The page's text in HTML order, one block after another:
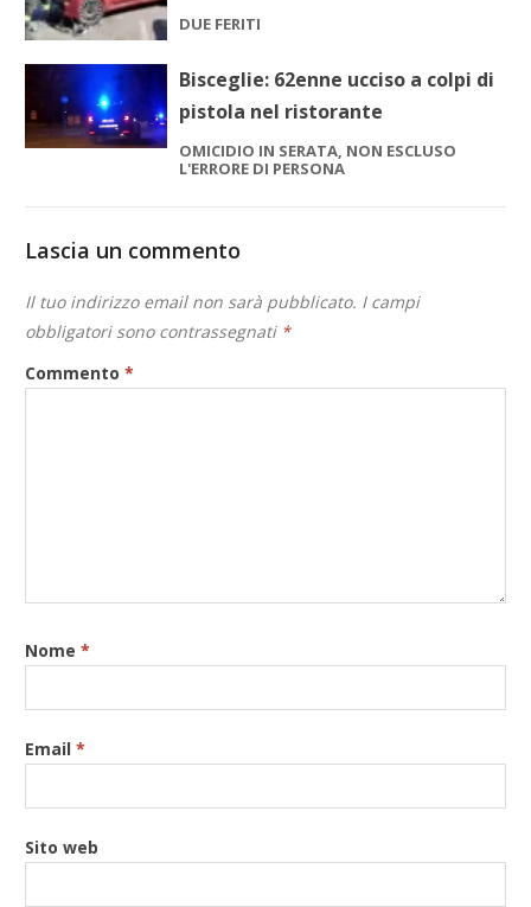
DUE FERITI
Bisceglie: 62enne ucciso a colpi di
pistola nel ristorante
OMICIDIO IN SERATA, NON ESCLUSO
L'ERRORE DI PERSONA
Lascia un commento
Il tuo indirizzo email non sarà pubblicato. I campi
obbligatori sono contrassegnati *
Commento*
Nome*
Email*
Sito web